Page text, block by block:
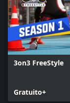
3on3 FreeStyle
Gratuito+